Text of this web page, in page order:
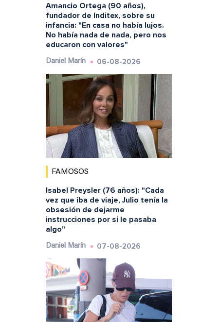
Amancio Ortega (90 años),
fundador de Inditex, sobre su
infancia: "En casa no había lujos.
No había nada de nada, pero nos
educaron con valores"
Daniel Marín 06-08-2026
FAMOSOS
Isabel Preysler (76 años): "Cada
vez que iba de viaje, Julio tenía la
obsesión de dejarme
instrucciones por si le pasaba
algo"
Daniel Marín 07-08-2026